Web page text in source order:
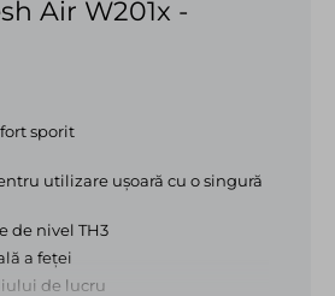
Air W201x -
sporit
utilizare ușoară cu o singură
de nivel TH3
a feței
de lucru